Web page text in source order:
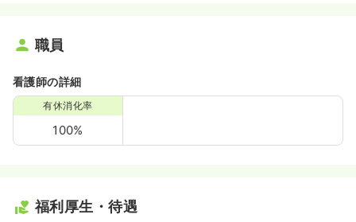
職員
看護師の詳細
有休消化率
100%
福利厚生・待遇